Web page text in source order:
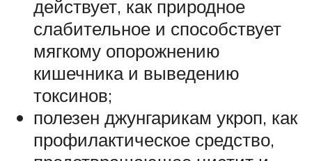
действует, как природное
слабительное и способствует
мягкому опорожнению
кишечника и выведению
токсинов;
полезен джунгарикам укроп, как
профилактическое средство,